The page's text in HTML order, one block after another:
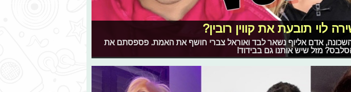
לוי תובעת את קווין רובין?
אדם אליוף נשאר לבד ואוראל צברי חושף את האמת. פספסתם את
מזל שיש אותנו גם בבידוד!